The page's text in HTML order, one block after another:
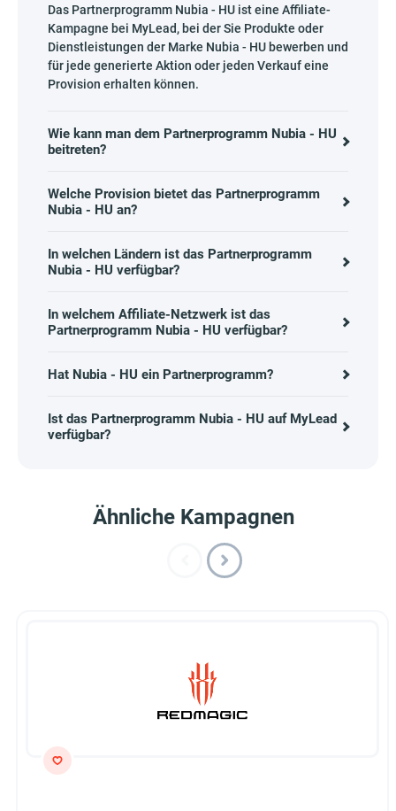
Das Partnerprogramm Nubia - HU ist eine Affiliate-
Kampagne bei MyLead, bei der Sie Produkte oder
Dienstleistungen der Marke Nubia - HU bewerben und
für jede generierte Aktion oder jeden Verkauf eine
Provision erhalten können.
Wie kann man dem Partnerprogramm Nubia - HU
beitreten?
Welche Provision bietet das Partnerprogramm
Nubia - HU an?
In welchen Ländern ist das Partnerprogramm
Nubia - HU verfügbar?
In welchem Affiliate-Netzwerk ist das
Partnerprogramm Nubia - HU verfügbar?
Hat Nubia - HU ein Partnerprogramm?
Ist das Partnerprogramm Nubia - HU auf MyLead
verfügbar?
Ähnliche Kampagnen